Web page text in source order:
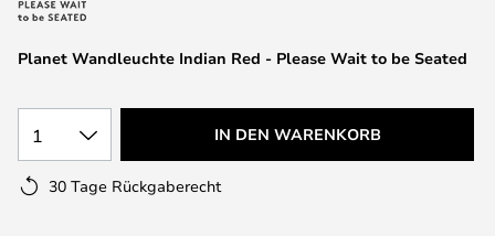
Planet Wandleuchte Indian Red - Please Wait to be Seated
1 IN DEN WARENKORB
30 Tage Rückgaberecht